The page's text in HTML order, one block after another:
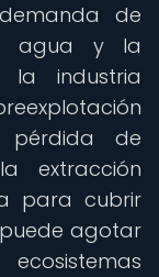
de
agua y la
industria
de
extracción
para cubrir
agotar